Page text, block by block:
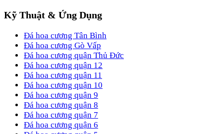
Kỹ Thuật & Ứng Dụng
Đá hoa cương Tân Bình
Đá hoa cương Gò Vấp
Đá hoa cương quận Thủ Đức
Đá hoa cương quận 12
Đá hoa cương quận 11
Đá hoa cương quận 10
Đá hoa cương quận 9
Đá hoa cương quận 8
Đá hoa cương quận 7
Đá hoa cương quận 6